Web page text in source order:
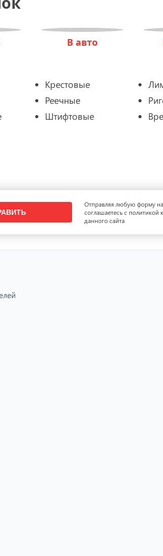
В авто
Крестовые
Реечные
Штифтовые
Отправляя любую форму
соглашаетесь с политикой
данного сайта